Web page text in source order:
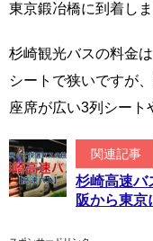
東京鍛冶橋に到着しま
杉崎観光バスの料金
シートで狭いですが
座席が広い3列シート
関連記事
杉崎高速バ
阪から東京